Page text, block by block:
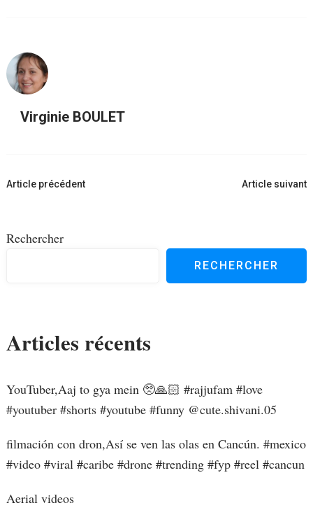
Virginie BOULET
Navigation
Article précédent Article suivant
Rechercher
RECHERCHER
Articles récents
YouTuber,Aaj to gya mein 🥺🙏🏻 #rajjufam #love
#youtuber #shorts #youtube #funny ​⁠@cute.shivani.05
filmación con dron,Así se ven las olas en Cancún. #mexico
#video #viral #caribe #drone #trending #fyp #reel #cancun
Aerial videos